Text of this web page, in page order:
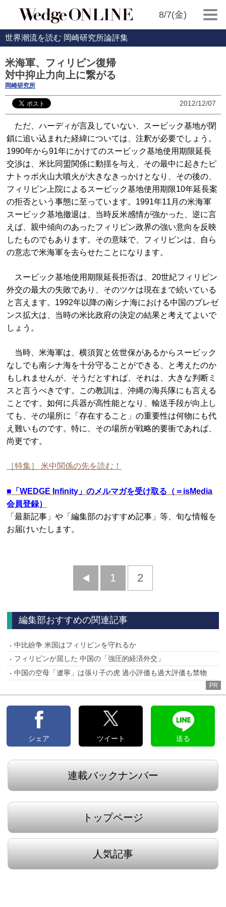
8/7(金)
世界潮流を読む 岡崎研究所論評集
米海軍、フィリピン復帰
対中抑止力向上に繋がる
岡崎研究所
2012/12/07
ただ、ハーディが言及していない、スービック基地が閉
鎖に追い込まれた経緯については、注釈が必要でしょう。
1990年から91年にかけてのスービック基地使用期限延長
交渉は、米比同盟関係に動揺を与え、その最中に起きたピ
ナトゥボ火山大噴火が大きなきっかけとなり、その後の、
フィリピン上院によるスービック基地使用期限10年延長案
の拒否という事態に至っています。1991年11月の米海軍
スービック基地撤退は、当時反米感情が強かった、逆に言
えば、親中傾向のあったフィリピン政界の強い意向を反映
したものでもあります。その意味で、フィリピンは、自ら
の意志で米海軍を去らせたことになります。
スービック基地使用期限延長拒否は、20世紀フィリピン
外交の最大の失敗であり、そのツケは現在まで続いている
と言えます。1992年以降の南シナ海における中国のプレゼ
ンス拡大は、当時の米比政府の決定の結果と考えてよいで
しょう。
当時、米海軍は、横須賀と佐世保があるからスービック
なしでも南シナ海を十分守ることができる、と考えたのか
もしれませんが、そうだとすれば、それは、大きな判断ミ
スと言うべきです。この教訓は、沖縄の海兵隊にも言える
ことです。如何に兵器が高性能となり、輸送手段が向上し
ても、その場所に「存在すること」の重要性は何物にも代
え難いものです。特に、その場所が戦略的要衝であれば、
尚更です。
［特集］ 米中関係の先を読む！
■ 「WEDGE Infinity」のメルマガを受け取る（＝isMedia
会員登録）
「最新記事」や「編集部のおすすめ記事」等、旬な情報を
お届けいたします。
前
1 2
編集部おすすめの関連記事
中比紛争 米国はフィリピンを守れるか
フィリピンが屈した 中国の「強圧的経済外交」
中国の空母「遼寧」は張り子の虎 過小評価も過大評価も禁物
PR
シェア ツイート 送る
連載バックナンバー
トップページ
人気記事